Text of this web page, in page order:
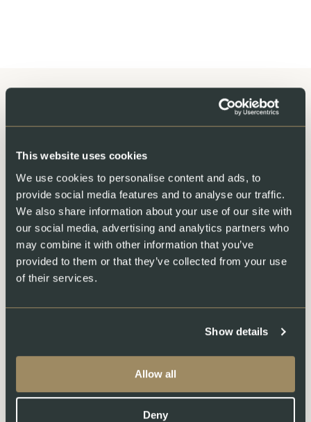
This website uses cookies
We use cookies to personalise content and ads, to
provide social media features and to analyse our traffic.
We also share information about your use of our site with
our social media, advertising and analytics partners who
may combine it with other information that you’ve
provided to them or that they’ve collected from your use
of their services.
Show details
Allow all
Deny
Spricht Sie diese
abwechslungsreiche
Herausforderung an? Dann freuen
wir uns darauf, Sie
kennenzulernen!
Bitte bewerben Sie sich online über das untenstehende
Formular: